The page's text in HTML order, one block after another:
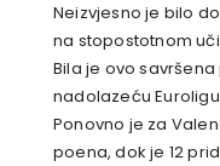
Neizvjesno je bilo
na stopostotnom
Bila je ovo
nadolazeću
Ponovno je za
poena, dok je 12